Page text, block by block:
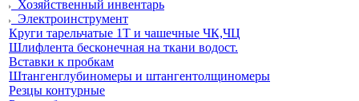
Хозяйственный инвентарь
Электроинструмент
Круги тарельчатые 1Т и чашечные ЧК,ЧЦ
Шлифлента бесконечная на ткани водост.
Вставки к пробкам
Штангенглубиномеры и штангентолщиномеры
Резцы контурные